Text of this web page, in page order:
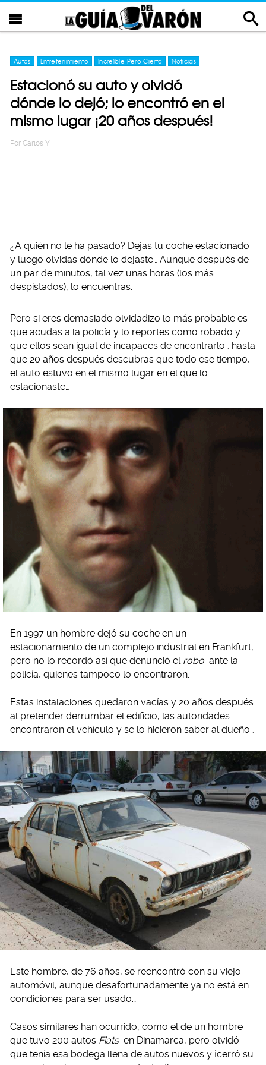
Autos Entretenimiento Increíble Pero Cierto Noticias
Estacionó su auto y olvidó
dónde lo dejó; lo encontró en el
mismo lugar ¡20 años después!
Por Carlos Y
¿A quién no le ha pasado? Dejas tu coche estacionado
y luego olvidas dónde lo dejaste… Aunque después de
un par de minutos, tal vez unas horas (los más
despistados), lo encuentras.
Pero si eres demasiado olvidadizo lo más probable es
que acudas a la policía y lo reportes como robado y
que ellos sean igual de incapaces de encontrarlo… hasta
que 20 años después descubras que todo ese tiempo,
el auto estuvo en el mismo lugar en el que lo
estacionaste…
En 1997 un hombre dejó su coche en un
estacionamiento de un complejo industrial en Frankfurt,
pero no lo recordó así que denunció el robo ante la
policía, quienes tampoco lo encontraron.
Estas instalaciones quedaron vacías y 20 años después
al pretender derrumbar el edificio, las autoridades
encontraron el vehículo y se lo hicieron saber al dueño…
Este hombre, de 76 años, se reencontró con su viejo
automóvil, aunque desafortunadamente ya no está en
condiciones para ser usado…
Casos similares han ocurrido, como el de un hombre
que tuvo 200 autos Fiats en Dinamarca, pero olvidó
que tenía esa bodega llena de autos nuevos y ¡cerró su